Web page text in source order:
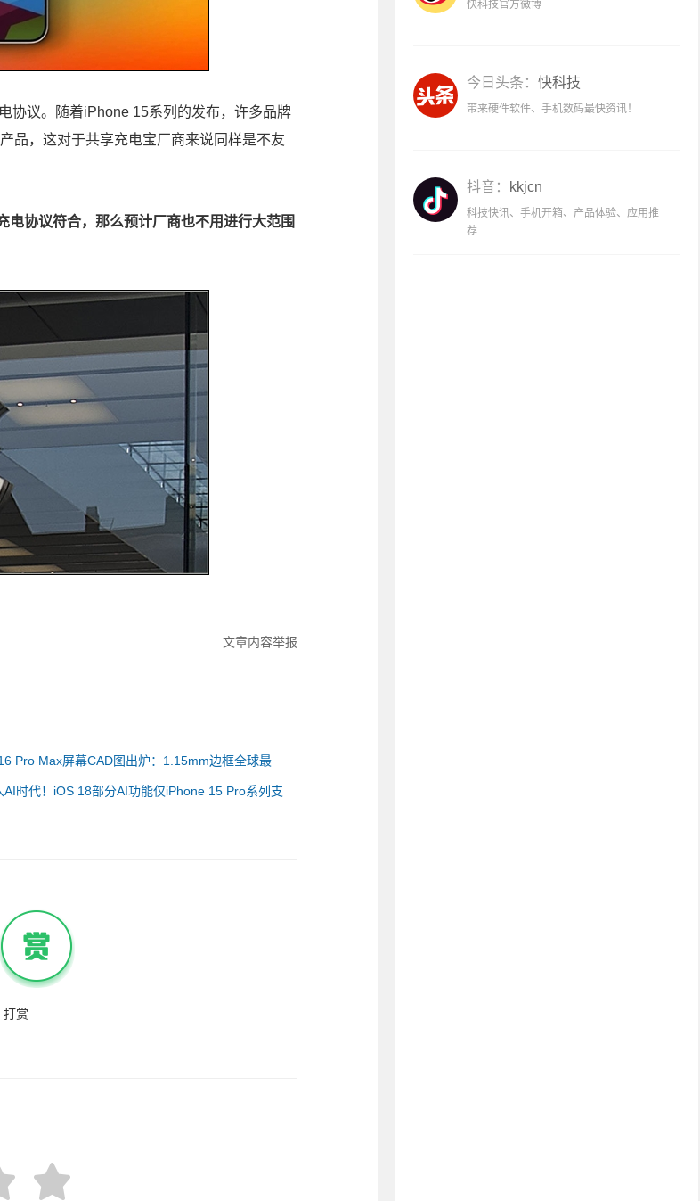
协议。随着iPhone 15系列的发布，许多品牌
品，这对于共享充电宝厂商来说同样是不友
协议符合，那么预计厂商也不用进行大范围
文章内容举报
Pro Max屏幕CAD图出炉：1.15mm边框全球最
AI时代！iOS 18部分AI功能仅iPhone 15 Pro系列支
打赏
快科技官方微博
今日头条： 快科技
带来硬件软件、手机数码最快资讯！
抖音： kkjcn
科技快讯、手机开箱、产品体验、应用推
荐...